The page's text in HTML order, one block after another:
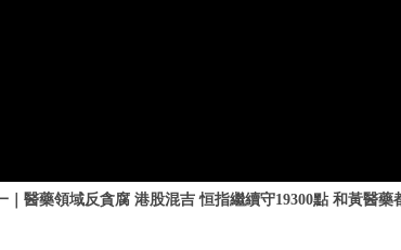
｜醫藥領域反貪腐 港股混吉 恒指繼續守19300點 和黃醫